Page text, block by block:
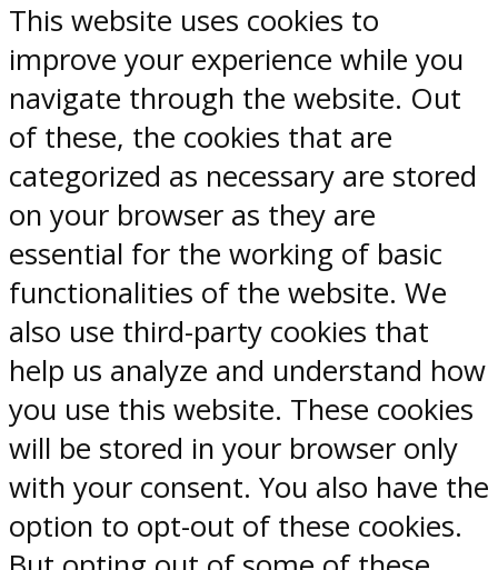
This website uses cookies to
improve your experience while you
navigate through the website. Out
of these, the cookies that are
categorized as necessary are stored
on your browser as they are
essential for the working of basic
functionalities of the website. We
also use third-party cookies that
help us analyze and understand how
you use this website. These cookies
will be stored in your browser only
with your consent. You also have the
option to opt-out of these cookies.